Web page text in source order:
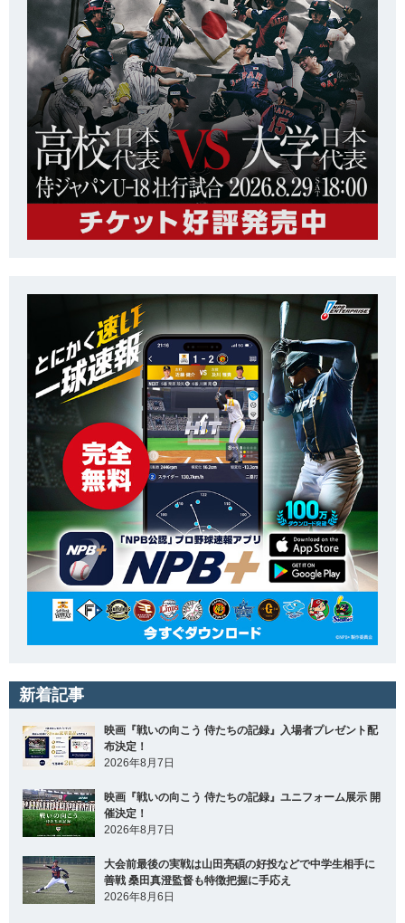
新着記事
映画『戦いの向こう 侍たちの記録』入場者プレゼント配
布決定！
2026年8月7日
映画『戦いの向こう 侍たちの記録』ユニフォーム展示 開
催決定！
2026年8月7日
大会前最後の実戦は山田亮碩の好投などで中学生相手に
善戦 桑田真澄監督も特徴把握に手応え
2026年8月6日